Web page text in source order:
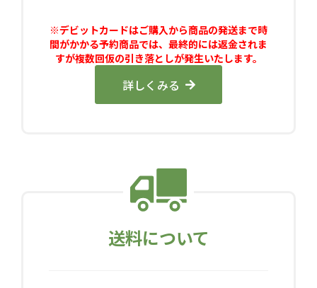
※デビットカードはご購入から商品の発送まで時
間がかかる予約商品では、最終的には返金されま
すが複数回仮の引き落としが発生いたします。
詳しくみる
送料について